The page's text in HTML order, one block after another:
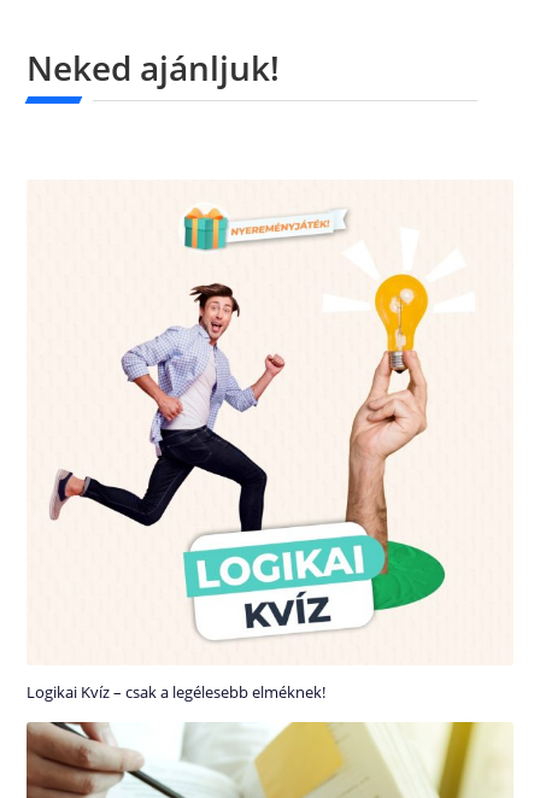
Neked ajánljuk!
Logikai Kvíz – csak a legélesebb elméknek!